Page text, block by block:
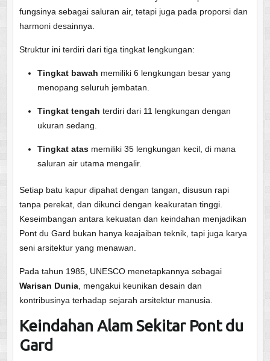
fungsinya sebagai saluran air, tetapi juga pada proporsi dan
harmoni desainnya.
Struktur ini terdiri dari tiga tingkat lengkungan:
Tingkat bawah memiliki 6 lengkungan besar yang
menopang seluruh jembatan.
Tingkat tengah terdiri dari 11 lengkungan dengan
ukuran sedang.
Tingkat atasmemiliki 35 lengkungan kecil, di mana
saluran air utama mengalir.
Setiap batu kapur dipahat dengan tangan, disusun rapi
tanpa perekat, dan dikunci dengan keakuratan tinggi.
Keseimbangan antara kekuatan dan keindahan menjadikan
Pont du Gard bukan hanya keajaiban teknik, tapi juga karya
seni arsitektur yang menawan.
Pada tahun 1985, UNESCO menetapkannya sebagai
Warisan Dunia, mengakui keunikan desain dan
kontribusinya terhadap sejarah arsitektur manusia.
Keindahan Alam Sekitar Pont du
Gard